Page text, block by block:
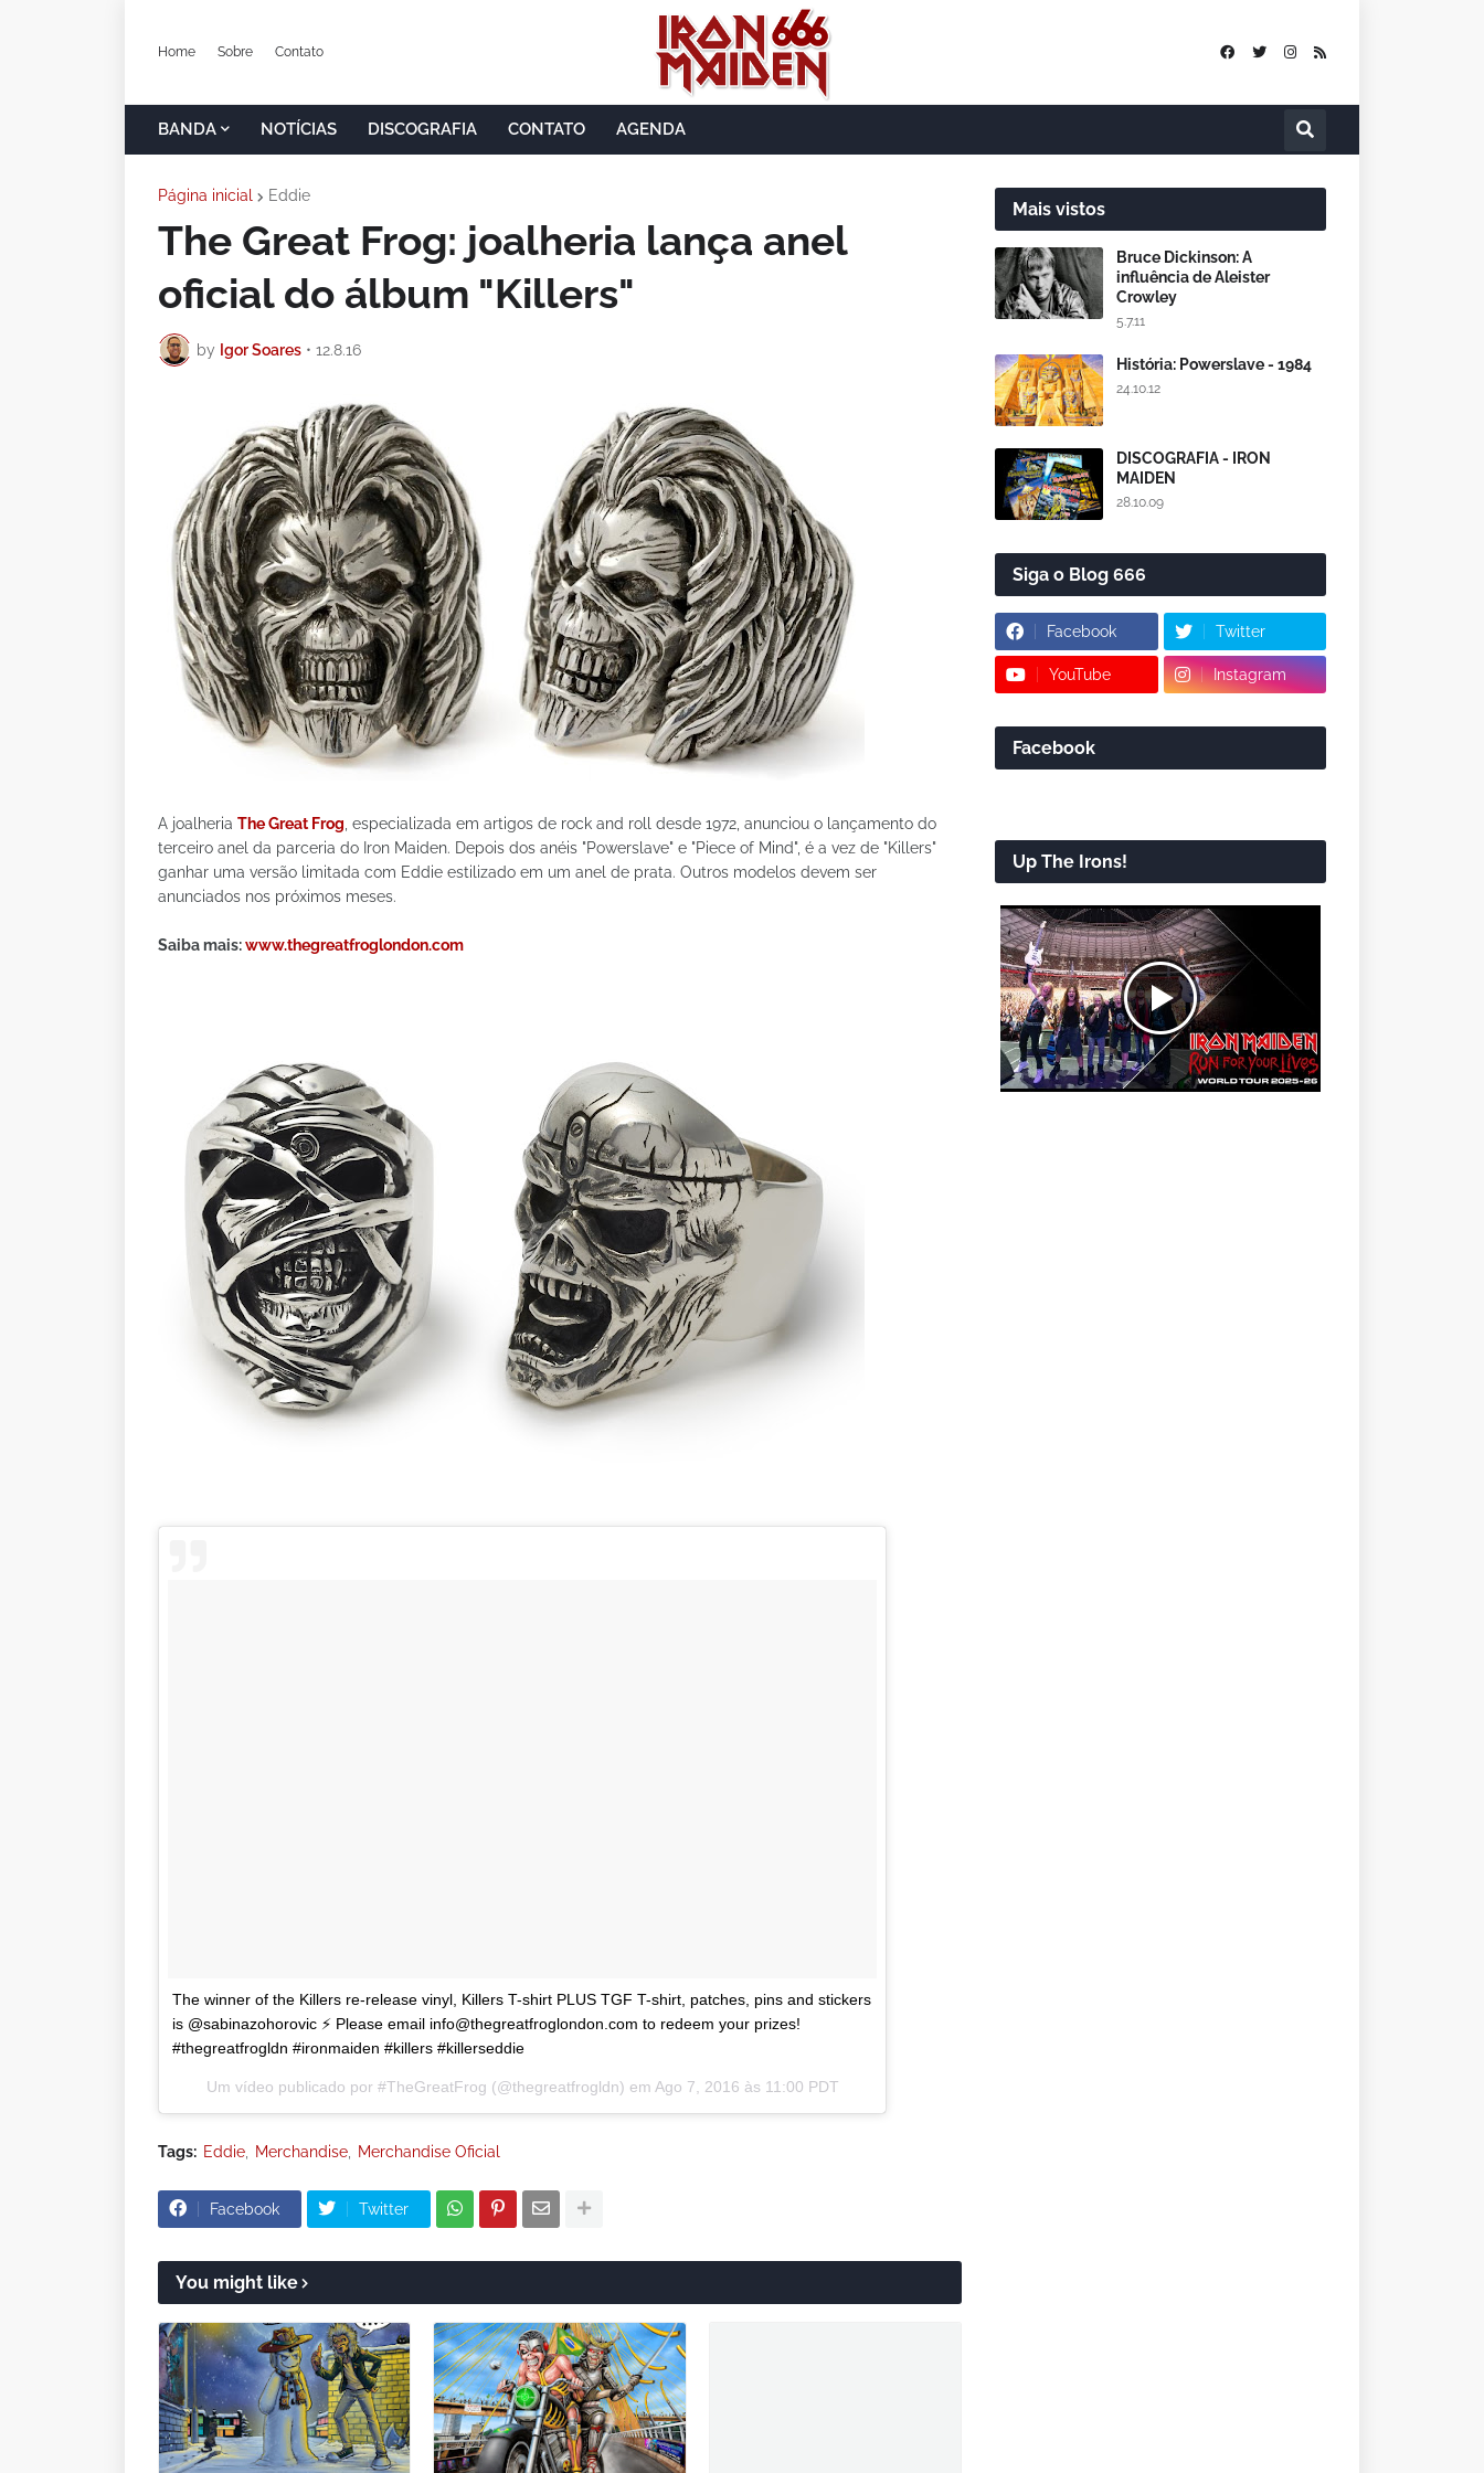
Home Sobre Contato
BANDA NOTÍCIAS DISCOGRAFIA CONTATO AGENDA
Página inicial Eddie
The Great Frog: joalheria lança anel
oficial do álbum "Killers"
by Igor Soares • 12.8.16
A joalheria The Great Frog , especializada em artigos de rock and roll desde 1972, anunciou o lançamento do
terceiro anel da parceria do Iron Maiden. Depois dos anéis "Powerslave" e "Piece of Mind", é a vez de "Killers"
ganhar uma versão limitada com Eddie estilizado em um anel de prata. Outros modelos devem ser
anunciados nos próximos meses.
Saiba mais:www.thegreatfroglondon.com
The winner of the Killers re-release vinyl, Killers T-shirt PLUS TGF T-shirt, patches, pins and stickers
is @sabinazohorovic ⚡️ Please email info@thegreatfroglondon.com to redeem your prizes!
#thegreatfrogldn #ironmaiden #killers #killerseddie
Um vídeo publicado por #TheGreatFrog (@thegreatfrogldn) em Ago 7, 2016 às 11:00 PDT
Tags: Eddie Merchandise Merchandise Oficial
Facebook Twitter
You might like
Mais vistos
Bruce Dickinson: A
influência de Aleister
Crowley
5.7.11
História: Powerslave - 1984
24.10.12
DISCOGRAFIA - IRON
MAIDEN
28.10.09
Siga o Blog 666
Facebook Twitter
YouTube Instagram
Facebook
Up The Irons!